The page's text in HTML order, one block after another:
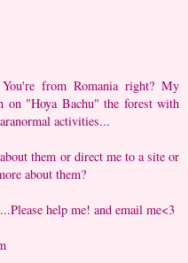
from Romania right? My
on "Hoya Bachu" the forest with
activities...
them or direct me to a site or
about them?
help me! and email me<3